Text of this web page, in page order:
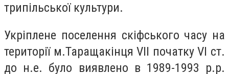
трипільської культури.
Укріплене поселення скіфського часу на
території м.Таращакінця VII початку VI ст.
до н.е. було виявлено в 1989-1993 р.р.